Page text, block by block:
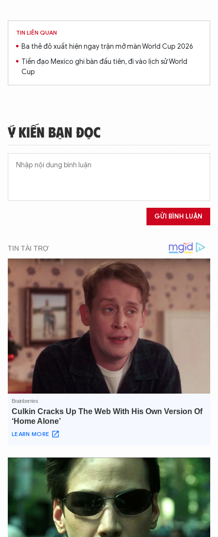
TIN LIÊN QUAN
Ba thẻ đỏ xuất hiện ngay trận mở màn World Cup 2026
Tiền đạo Mexico ghi bàn đầu tiên, đi vào lịch sử World
Cup
Ý KIẾN BẠN ĐỌC
GỬI BÌNH LUẬN
XIN CHÀO,
TÔI LÀ CHATBOT CỦA